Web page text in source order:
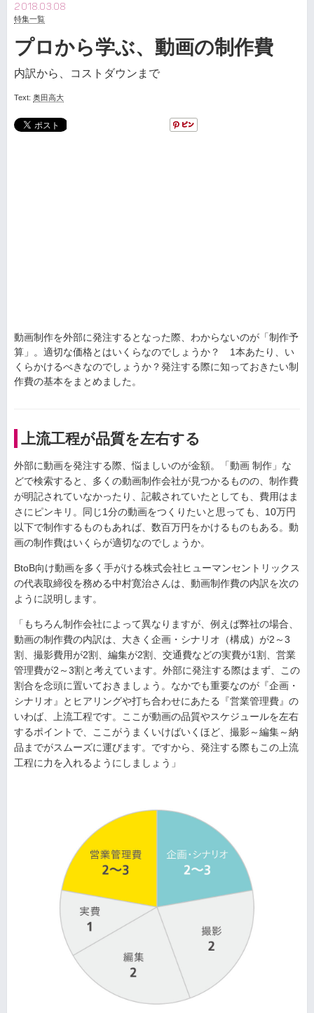
2018.03.08
特集一覧
プロから学ぶ、動画の制作費
内訳から、コストダウンまで
Text: 奥田高大
動画制作を外部に発注するとなった際、わからないのが「制作予
算」。適切な価格とはいくらなのでしょうか？ 1本あたり、い
くらかけるべきなのでしょうか？発注する際に知っておきたい制
作費の基本をまとめました。
上流工程が品質を左右する
外部に動画を発注する際、悩ましいのが金額。「動画 制作」な
どで検索すると、多くの動画制作会社が見つかるものの、制作費
が明記されていなかったり、記載されていたとしても、費用はま
さにピンキリ。同じ1分の動画をつくりたいと思っても、10万円
以下で制作するものもあれば、数百万円をかけるものもある。動
画の制作費はいくらが適切なのでしょうか。
BtoB向け動画を多く手がける株式会社ヒューマンセントリックス
の代表取締役を務める中村寛治さんは、動画制作費の内訳を次の
ように説明します。
「もちろん制作会社によって異なりますが、例えば弊社の場合、
動画の制作費の内訳は、大きく企画・シナリオ（構成）が2～3
割、撮影費用が2割、編集が2割、交通費などの実費が1割、営業
管理費が2～3割と考えています。外部に発注する際はまず、この
割合を念頭に置いておきましょう。なかでも重要なのが『企画・
シナリオ』とヒアリングや打ち合わせにあたる『営業管理費』の
いわば、上流工程です。ここが動画の品質やスケジュールを左右
するポイントで、ここがうまくいけばいくほど、撮影～編集～納
品までがスムーズに運びます。ですから、発注する際もこの上流
工程に力を入れるようにしましょう」